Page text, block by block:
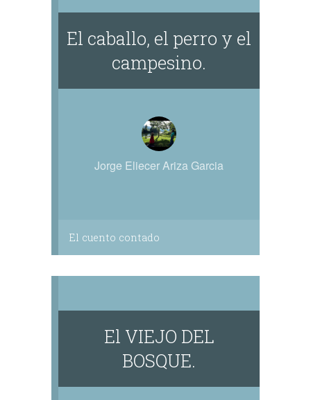
El caballo, el perro y el
campesino.
Jorge Eliecer Ariza Garcia
El cuento contado
El VIEJO DEL
BOSQUE.